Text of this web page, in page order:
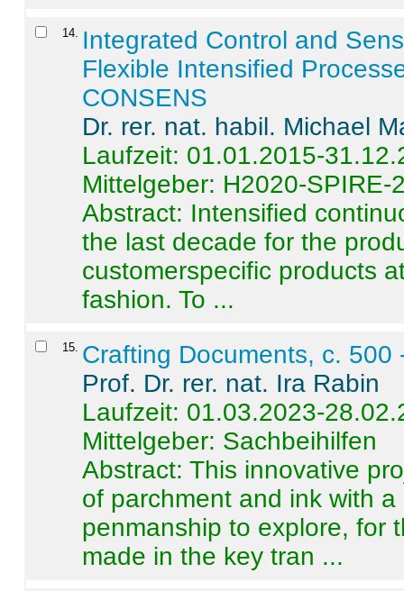
14
Integrated Control and
Flexible Intensified
CONSENS
Dr. rer. nat. habil. Michael
Laufzeit: 01.01.2015-
Mittelgeber: H2020-SPIRE-
Abstract: Intensified
the last decade for the
customerspecific products
fashion. To ...
15 Crafting Documents, c. 500
Prof. Dr. rer. nat. Ira Rabin
Laufzeit: 01.03.2023-
Mittelgeber: Sachbeihilfen
Abstract:This innovative
of parchment and ink with
penmanship to explore, for
made in the key tran ...